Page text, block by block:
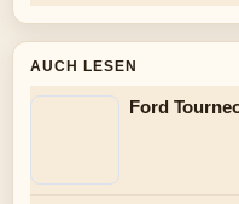
AUCH LESEN
Ford